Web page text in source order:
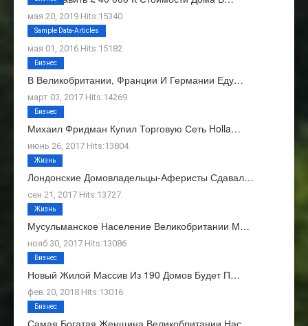
мая 20, 2019 Hits:15340
О Нас
мая 01, 2016 Hits:15182
Sample Data-Articles
В Великобритании, Франции И Германии Еду…
март 03, 2017 Hits:14269
Бизнес
Михаил Фридман Купил Торговую Сеть Holla…
июнь 26, 2017 Hits:13804
Бизнес
Лондонские Домовладельцы-Аферисты Сдавал…
сен 21, 2017 Hits:13727
Жизнь
Мусульманское Население Великобритании М…
нояб 30, 2017 Hits:13086
Жизнь
Новый Жилой Массив Из 190 Домов Будет П…
фев 20, 2018 Hits:13016
Бизнес
Бизнес